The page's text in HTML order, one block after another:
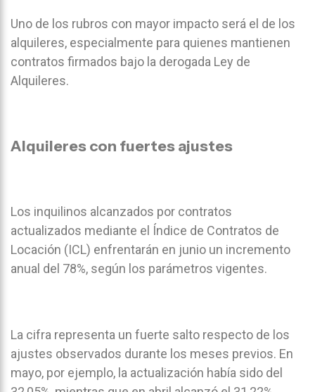
Uno de los rubros con mayor impacto será el de los
alquileres, especialmente para quienes mantienen
contratos firmados bajo la derogada Ley de
Alquileres.
Alquileres con fuertes ajustes
Los inquilinos alcanzados por contratos
actualizados mediante el Índice de Contratos de
Locación (ICL) enfrentarán en junio un incremento
anual del 78%, según los parámetros vigentes.
La cifra representa un fuerte salto respecto de los
ajustes observados durante los meses previos. En
mayo, por ejemplo, la actualización había sido del